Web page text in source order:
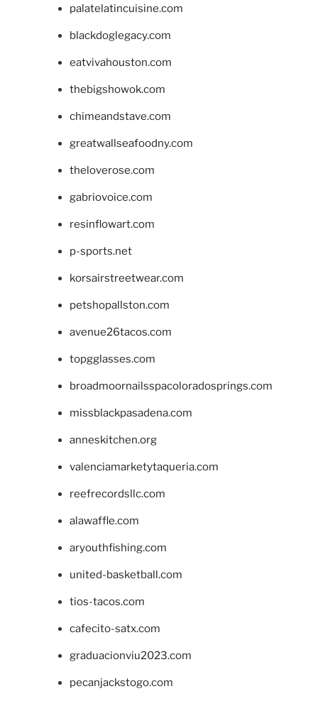
palatelatincuisine.com
blackdoglegacy.com
eatvivahouston.com
thebigshowok.com
chimeandstave.com
greatwallseafoodny.com
theloverose.com
gabriovoice.com
resinflowart.com
p-sports.net
korsairstreetwear.com
petshopallston.com
avenue26tacos.com
topgglasses.com
broadmoornailsspacoloradosprings.com
missblackpasadena.com
anneskitchen.org
valenciamarketytaqueria.com
reefrecordsllc.com
alawaffle.com
aryouthfishing.com
united-basketball.com
tios-tacos.com
cafecito-satx.com
graduacionviu2023.com
pecanjackstogo.com